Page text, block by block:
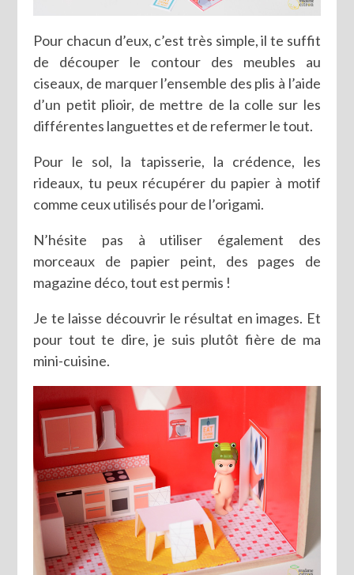
Pour chacun d’eux, c’est très simple, il te suffit
de découper le contour des meubles au
ciseaux, de marquer l’ensemble des plis à l’aide
d’un petit plioir, de mettre de la colle sur les
différentes languettes et de refermer le tout.
Pour le sol, la tapisserie, la crédence, les
rideaux, tu peux récupérer du papier à motif
comme ceux utilisés pour de l’origami.
N’hésite pas à utiliser également des
morceaux de papier peint, des pages de
magazine déco, tout est permis !
Je te laisse découvrir le résultat en images. Et
pour tout te dire, je suis plutôt fière de ma
mini-cuisine.